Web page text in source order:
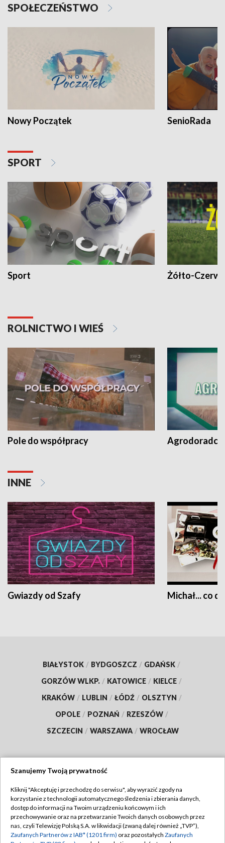
SPOŁECZEŃSTWO
Nowy Początek SenioRada
SPORT
Sport Żółto-
ROLNICTWO I WIEŚ
Pole do współpracy Agrodoradcy
INNE
Gwiazdy od Szafy Michał... co
BIAŁYSTOK / BYDGOSZCZ / GDAŃSK /
GORZÓW WLKP. / KATOWICE / KIELCE /
KRAKÓW / LUBLIN / ŁÓDŹ / OLSZTYN /
OPOLE / POZNAŃ / RZESZÓW /
SZCZECIN / WARSZAWA / WROCŁAW
TVP
Abonament TVP
Emisja w TVP
Regulamin TVP
Polityka prywatności
Szanujemy Twoją prywatność
Kliknij "Akceptuję i przechodzę do serwisu", aby wyrazić zgody na
korzystanie z technologii automatycznego śledzenia i zbierania danych,
dostęp do informacji na Twoim urządzeniu końcowym i ich
przechowywanie oraz na przetwarzanie Twoich danych osobowych przez
nas, czyli Telewizję Polską S.A. w likwidacji (zwaną dalej również „TVP”),
Zaufanych Partnerów z IAB* (1201 firm) oraz pozostałych Zaufanych